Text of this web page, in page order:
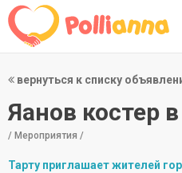
вернуться к списку
Яанов костер
/ Мероприятия /
Тарту приглашает жителей